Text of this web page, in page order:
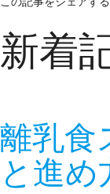
新着
離乳食
と進め